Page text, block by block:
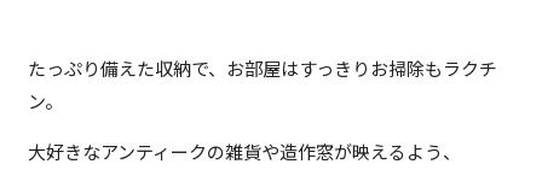
たっぷり備えた収納で、お部屋はすっきりお掃除もラクチ
ン。
大好きなアンティークの雑貨や造作窓が映えるよう、